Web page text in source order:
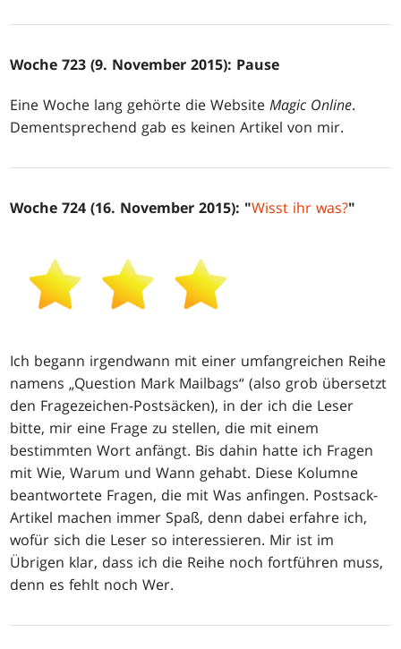
Woche 723 (9. November 2015): Pause
Eine Woche lang gehörte die WebsiteMagic Online.
Dementsprechend gab es keinen Artikel von mir.
Woche 724 (16. November 2015): "Wisst ihr was?"
Ich begann irgendwann mit einer umfangreichen Reihe
namens „Question Mark Mailbags“ (also grob übersetzt
den Fragezeichen-Postsäcken), in der ich die Leser
bitte, mir eine Frage zu stellen, die mit einem
bestimmten Wort anfängt. Bis dahin hatte ich Fragen
mit Wie, Warum und Wann gehabt. Diese Kolumne
beantwortete Fragen, die mit Was anfingen. Postsack-
Artikel machen immer Spaß, denn dabei erfahre ich,
wofür sich die Leser so interessieren. Mir ist im
Übrigen klar, dass ich die Reihe noch fortführen muss,
denn es fehlt noch Wer.